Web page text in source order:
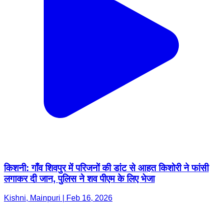
किशनी: गाँव शिवपुर में परिजनों की डांट से आहत किशोरी ने फांसी
लगाकर दी जान, पुलिस ने शव पीएम के लिए भेजा
Kishni, Mainpuri | Feb 16, 2026